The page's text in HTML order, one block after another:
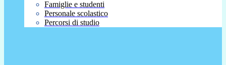
Famiglie e studenti
Personale scolastico
Percorsi di studio